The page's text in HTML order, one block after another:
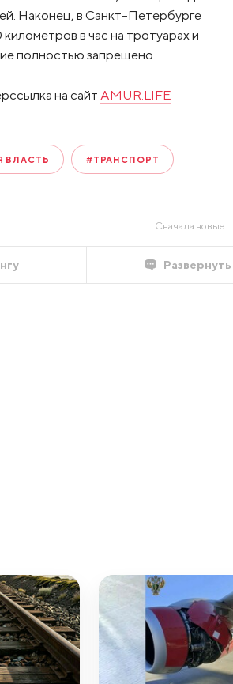
Наконец, в Санкт-Петербурге
в час на тротуарах и
полностью запрещено.
на сайт AMUR.LIFE
ВЛАСТЬ #ТРАНСПОРТ
Сначала новые
Развернуть